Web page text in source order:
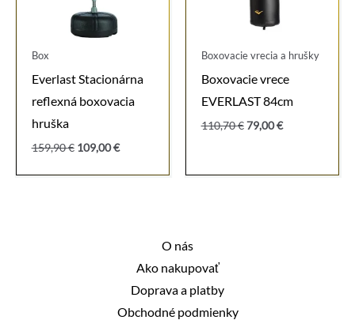
Box
Everlast Stacionárna
reflexná boxovacia
hruška
159,90€ Pôvodná
bola:
109,00€Aktuálna
je:
Boxovacie vrecia a hrušky
Boxovacie vrece
EVERLAST 84cm
110,70€ Pôvodná
79,00€Aktuálna
O nás
Ako nakupovať
Doprava a platby
Obchodné podmienky